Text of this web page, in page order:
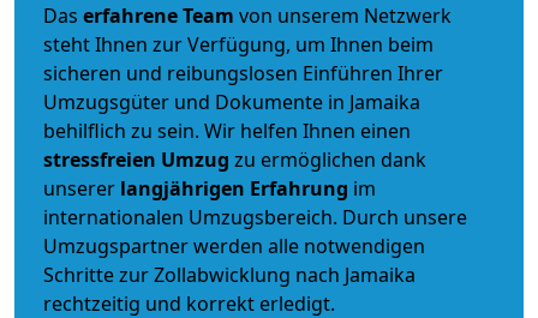
Das erfahrene Team von unserem Netzwerk
steht Ihnen zur Verfügung, um Ihnen beim
sicheren und reibungslosen Einführen Ihrer
Umzugsgüter und Dokumente in Jamaika
behilflich zu sein. Wir helfen Ihnen einen
stressfreien Umzug zu ermöglichen dank
unserer langjährigen Erfahrung im
internationalen Umzugsbereich. Durch unsere
Umzugspartner werden alle notwendigen
Schritte zur Zollabwicklung nach Jamaika
rechtzeitig und korrekt erledigt.